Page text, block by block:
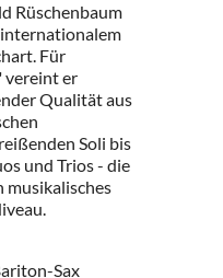
Rüschenbaum
Für
vereint er
Qualität aus
Soli bis
und Trios - die
musikalisches
Sax